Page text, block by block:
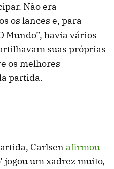
Não era
os lances e, para
Mundo”, havia vários
suas próprias
os melhores
partida.
Carlsen afirmou
jogou um xadrez muito,